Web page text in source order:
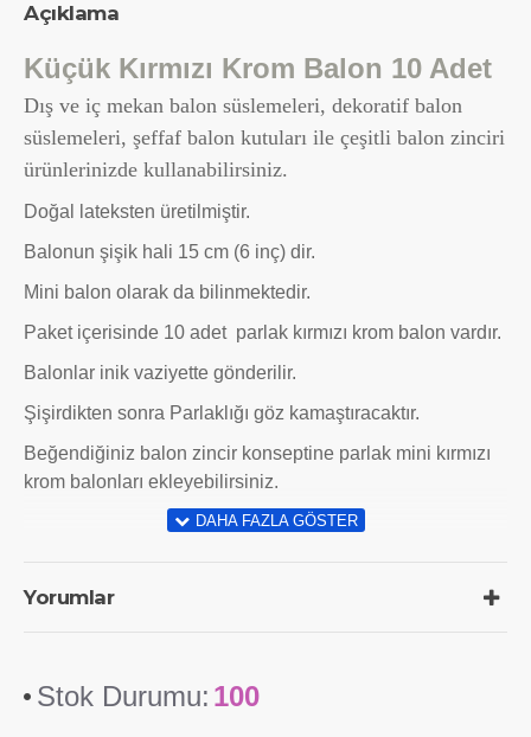
Açıklama
Küçük Kırmızı Krom Balon 10 Adet
Dış ve iç mekan balon süslemeleri, dekoratif balon
süslemeleri, şeffaf balon kutuları ile çeşitli balon zinciri
ürünlerinizde kullanabilirsiniz.
Doğal lateksten üretilmiştir.
Balonun şişik hali 15 cm (6 inç) dir.
Mini balon olarak da bilinmektedir.
Paket içerisinde 10 adet parlak kırmızı krom balon vardır.
Balonlar inik vaziyette gönderilir.
Şişirdikten sonra Parlaklığı göz kamaştıracaktır.
Beğendiğiniz balon zincir konseptine parlak mini kırmızı
krom balonları ekleyebilirsiniz.
Yorumlar
Stok Durumu: 100